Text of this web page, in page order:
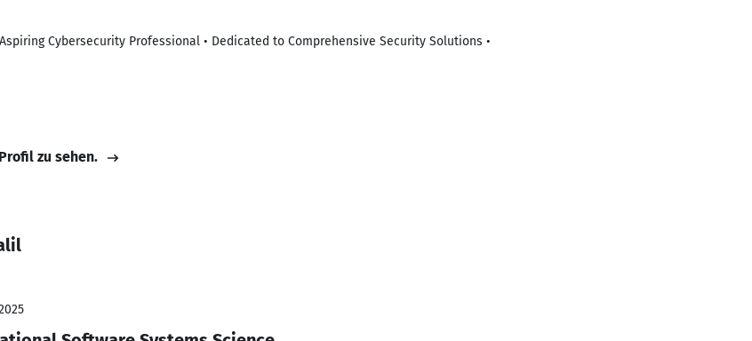
Cybersecurity Professional • Dedicated to Comprehensive Security Solutions •
zu sehen.